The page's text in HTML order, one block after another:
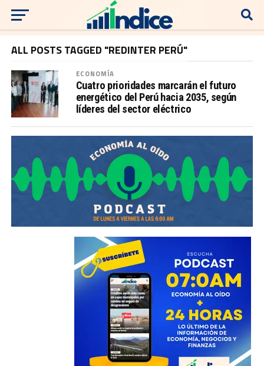
ALL POSTS TAGGED "REDINTER PERÚ"
ECONOMÍA
Cuatro prioridades marcarán el futuro
energético del Perú hacia 2035, según
líderes del sector eléctrico